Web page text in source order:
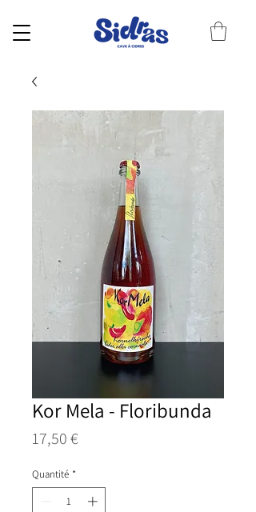
Kor Mela - Floribunda
17,50 €Prix
Quantité *